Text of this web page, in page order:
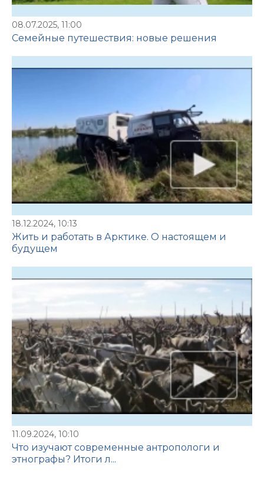
08.07.2025, 11:00
Семейные путешествия: новые решения
18.12.2024, 10:13
Жить и работать в Арктике. О настоящем и
будущем
11.09.2024, 10:10
Что изучают современные антропологи и
этнографы? Итоги л...